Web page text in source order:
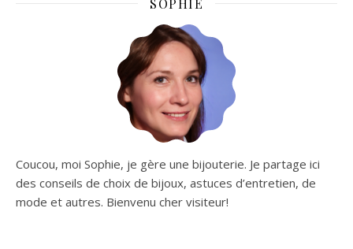
Coucou, moi Sophie, je gère une bijouterie. Je partage ici
des conseils de choix de bijoux, astuces d’entretien, de
mode et autres. Bienvenu cher visiteur!